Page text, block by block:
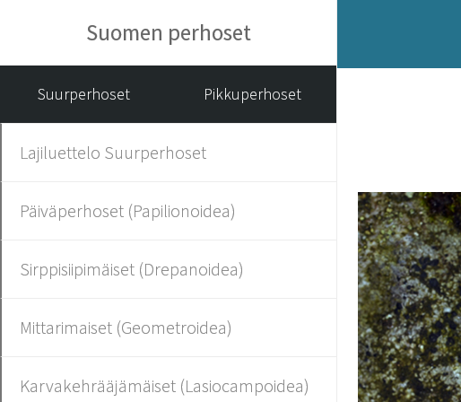
Suomen perhoset
Suurperhoset Pikkuperhoset
Lajiluettelo Suurperhoset
Päiväperhoset (Papilionoidea)
Sirppisiipimäiset (Drepanoidea)
Mittarimaiset (Geometroidea)
Karvakehrääjämäiset (Lasiocampoidea)